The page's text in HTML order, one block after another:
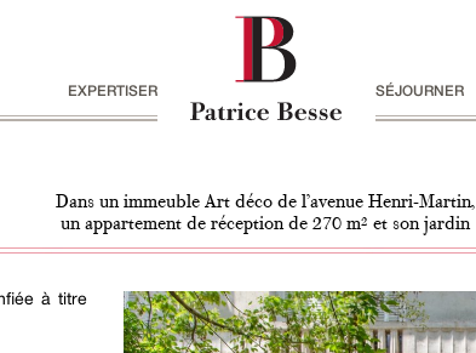
EXPERTISER SÉJOURNER
Dans un immeuble Art déco de l’avenue Henri-Martin,
un appartement de réception de 270 m² et son jardin
à titre